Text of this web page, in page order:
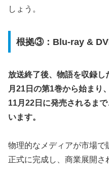
しょう。
根拠③：Blu-ray &
放送終了後、物語を収録
月21日の第1巻から始まり
11月22日に発売されるま
います。
物理的なメディアが市場
正式に完成し、商業展開さ